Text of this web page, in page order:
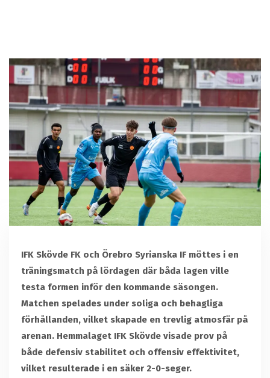
IFK Skövde FK och Örebro Syrianska IF möttes i en
träningsmatch på lördagen där båda lagen ville
testa formen inför den kommande säsongen.
Matchen spelades under soliga och behagliga
förhållanden, vilket skapade en trevlig atmosfär på
arenan. Hemmalaget IFK Skövde visade prov på
både defensiv stabilitet och offensiv effektivitet,
vilket resulterade i en säker 2-0-seger.